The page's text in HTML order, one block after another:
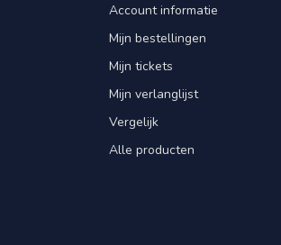
Account informatie
Mijn bestellingen
Mijn tickets
Mijn verlanglijst
Vergelijk
Alle producten